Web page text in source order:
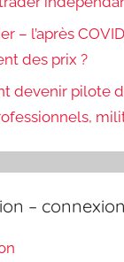
– l’après
des prix ?
devenir pilote
– connexion